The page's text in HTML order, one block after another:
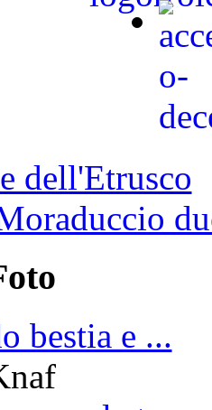
dell'Etrusco
bestia e ...